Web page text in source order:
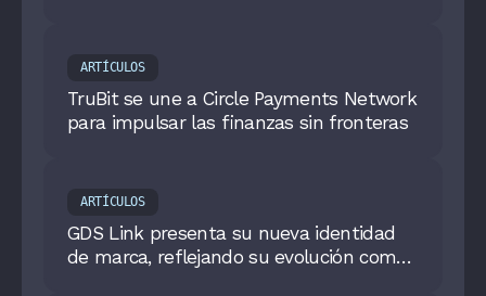
ARTÍCULOS
TruBit se une a Circle Payments Network
para impulsar las finanzas sin fronteras
ARTÍCULOS
GDS Link presenta su nueva identidad
de marca, reflejando su evolución como